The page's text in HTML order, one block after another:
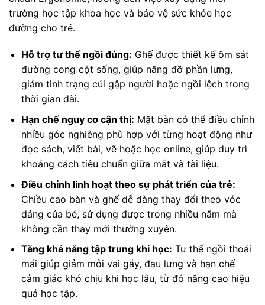
trường học tập khoa học và bảo vệ sức khỏe học
đường cho trẻ.
Hỗ trợ tư thế ngồi đúng: Ghế được thiết kế ôm sát
đường cong cột sống, giúp nâng đỡ phần lưng,
giảm tình trạng cúi gập người hoặc ngồi lệch trong
thời gian dài.
Hạn chế nguy cơ cận thị: Mặt bàn có thể điều chỉnh
nhiều góc nghiêng phù hợp với từng hoạt động như
đọc sách, viết bài, vẽ hoặc học online, giúp duy trì
khoảng cách tiêu chuẩn giữa mắt và tài liệu.
Điều chỉnh linh hoạt theo sự phát triển của trẻ:
Chiều cao bàn và ghế dễ dàng thay đổi theo vóc
dáng của bé, sử dụng được trong nhiều năm mà
không cần thay mới thường xuyên.
Tăng khả năng tập trung khi học: Tư thế ngồi thoải
mái giúp giảm mỏi vai gáy, đau lưng và hạn chế
cảm giác khó chịu khi học lâu, từ đó nâng cao hiệu
quả học tập.